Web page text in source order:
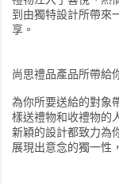
到由獨特設計所帶來
享。
尚思禮品產品所帶給
為你所要送給的對象
樣送禮物和收禮物的
新穎的設計都致力為
展現出意念的獨一性